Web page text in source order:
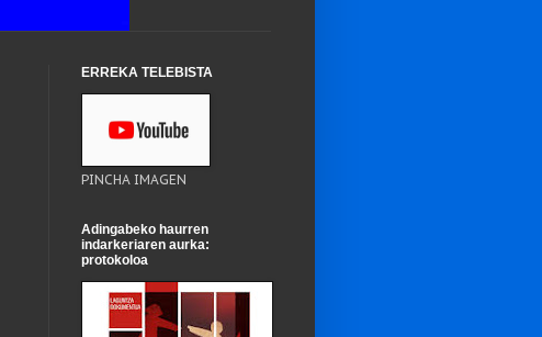
ERREKA TELEBISTA
PINCHA IMAGEN
Adingabeko haurren
indarkeriaren aurka:
protokoloa